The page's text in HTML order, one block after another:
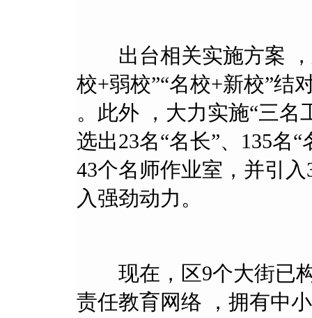
出台相关实施方案 
校+弱校”“名校+新校”结对
。此外 ，大力实施“三名工
选出23名“名长”、135名
43个名师作业室，并引入
入强劲动力。
现在，区9个大街
责任教育网络 ，拥有中小